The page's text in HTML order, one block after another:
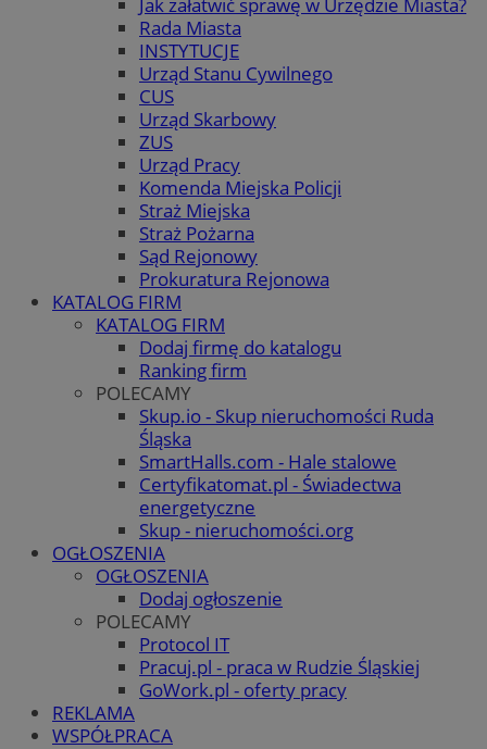
Rada Miasta
INSTYTUCJE
Urząd Stanu Cywilnego
CUS
Urząd Skarbowy
ZUS
Urząd Pracy
Komenda Miejska Policji
Straż Miejska
Straż Pożarna
Sąd Rejonowy
Prokuratura Rejonowa
KATALOG FIRM
KATALOG FIRM
Dodaj firmę do katalogu
Ranking firm
POLECAMY
Skup.io - Skup nieruchomości Ruda
Śląska
SmartHalls.com - Hale stalowe
Certyfikatomat.pl - Świadectwa
energetyczne
Skup - nieruchomości.org
OGŁOSZENIA
OGŁOSZENIA
Dodaj ogłoszenie
POLECAMY
Protocol IT
Pracuj.pl - praca w Rudzie Śląskiej
GoWork.pl - oferty pracy
REKLAMA
WSPÓŁPRACA